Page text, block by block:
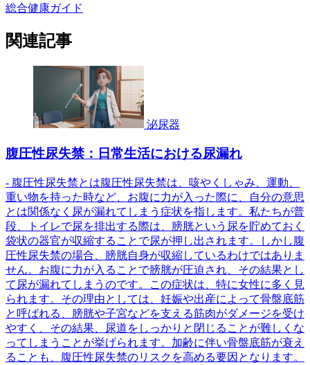
総合健康ガイド
関連記事
泌尿器
腹圧性尿失禁：日常生活における尿漏れ
- 腹圧性尿失禁とは腹圧性尿失禁は、咳やくしゃみ、運動、
重い物を持った時など、お腹に力が入った際に、自分の意思
とは関係なく尿が漏れてしまう症状を指します。私たちが普
段、トイレで尿を排出する際は、膀胱という尿を貯めておく
袋状の器官が収縮することで尿が押し出されます。しかし腹
圧性尿失禁の場合、膀胱自身が収縮しているわけではありま
せん。お腹に力が入ることで膀胱が圧迫され、その結果とし
て尿が漏れてしまうのです。この症状は、特に女性に多く見
られます。その理由としては、妊娠や出産によって骨盤底筋
と呼ばれる、膀胱や子宮などを支える筋肉がダメージを受け
やすく、その結果、尿道をしっかりと閉じることが難しくな
ってしまうことが挙げられます。加齢に伴い骨盤底筋が衰え
ることも、腹圧性尿失禁のリスクを高める要因となります。